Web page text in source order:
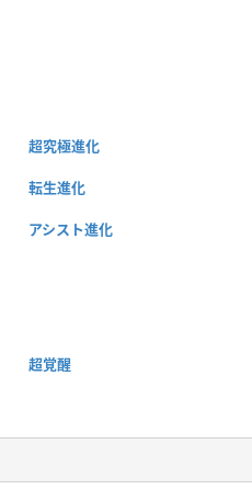
超究極進化
転生進化
アシスト進化
超覚醒